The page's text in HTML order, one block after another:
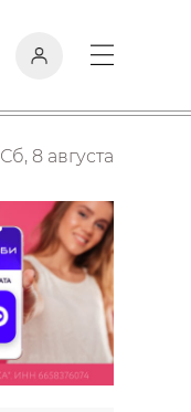
Сб, 8 августа